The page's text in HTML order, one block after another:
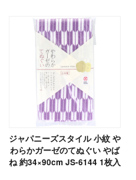
ジャパニーズスタイル 小紋 や
わらかガーゼのてぬぐい やば
ね 約34×90cm JS-6144 1枚入